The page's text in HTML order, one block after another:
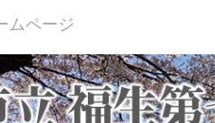
ムページ